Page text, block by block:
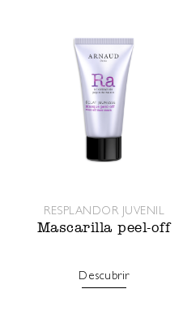
RESPLANDOR JUVENIL
Mascarilla peel-off
Descubrir